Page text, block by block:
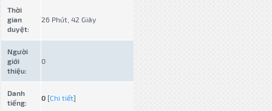
Thời
gian
duyệt:
26 Phút, 42 Giây
Người
giới
thiệu:
0
Danh
tiếng:
0 [Chi tiết]